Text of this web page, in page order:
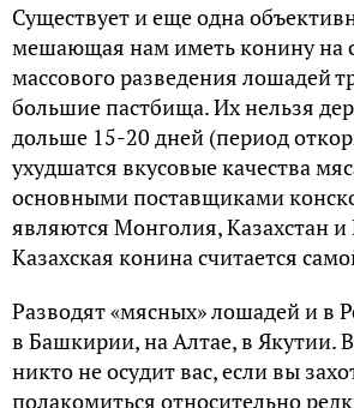
Существует и еще одна
мешающая нам иметь конину на
массового разведения лошадей
большие пастбища. Их нельзя
дольше 15-20 дней (период
ухудшатся вкусовые качества
основными поставщиками
являются Монголия, Казахстан
Казахская конина считается
Разводят «мясных» лошадей и в
в Башкирии, на Алтае, в Якутии.
никто не осудит вас, если вы
полакомиться относительно